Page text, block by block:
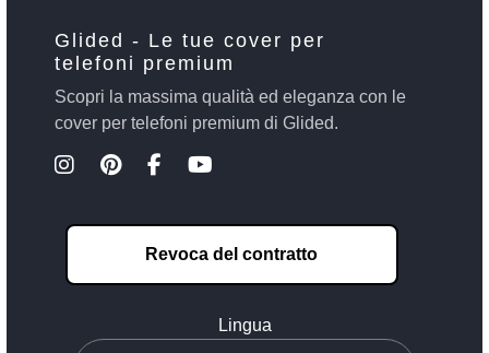
Glided - Le tue cover per
telefoni premium
Scopri la massima qualità ed eleganza con le
cover per telefoni premium di Glided.
Revoca del contratto
Lingua